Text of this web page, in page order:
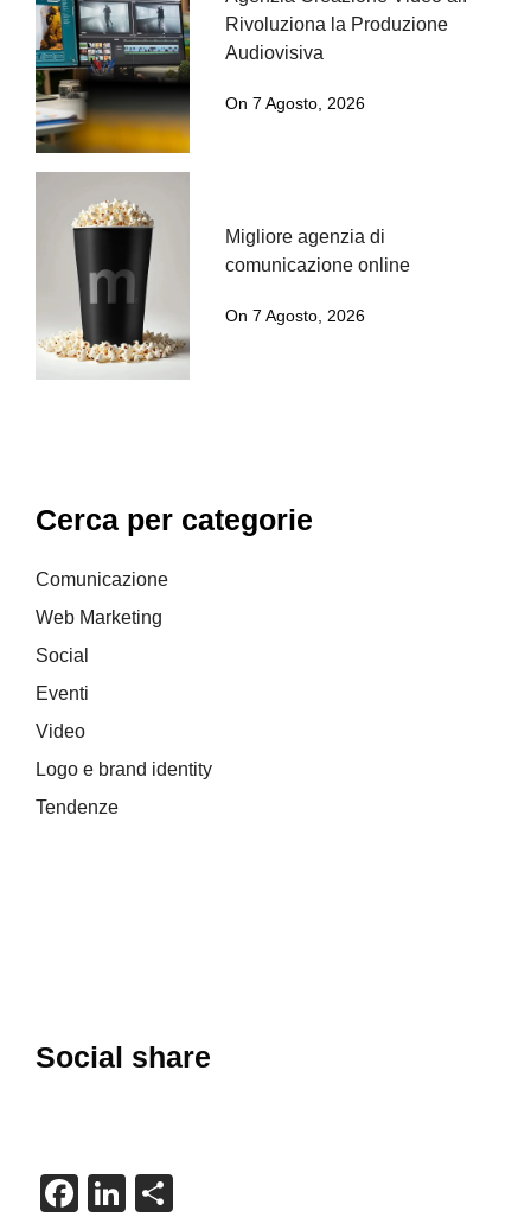
Rivoluziona la Produzione
Audiovisiva
On 7 Agosto, 2026
Migliore agenzia di
comunicazione online
On 7 Agosto, 2026
Cerca per categorie
Comunicazione
Web Marketing
Social
Eventi
Video
Logo e brand identity
Tendenze
Social share
F
Li